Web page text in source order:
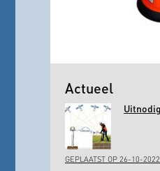
Actueel
GEPLAATST OP 26-10-2022